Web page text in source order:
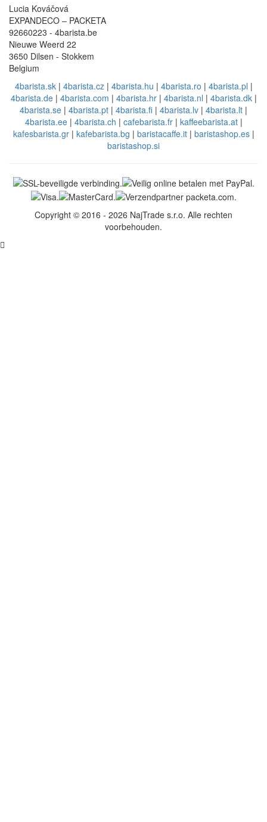
Lucia Kováčová
EXPANDECO – PACKETA
92660223 - 4barista.be
Nieuwe Weerd 22
3650 Dilsen - Stokkem
Belgium
4barista.sk| 4barista.cz| 4barista.hu | 4barista.ro | 4barista.pl |
4barista.de| 4barista.com | 4barista.hr| 4barista.nl | 4barista.dk|
4barista.se | 4barista.pt | 4barista.fi | 4barista.lv | 4barista.lt |
4barista.ee| 4barista.ch | cafebarista.fr| kaffeebarista.at|
kafesbarista.gr| kafebarista.bg | baristacaffe.it| baristashop.es|
baristashop.si
Copyright © 2016 - 2026 NajTrade s.r.o. Alle rechten
voorbehouden.